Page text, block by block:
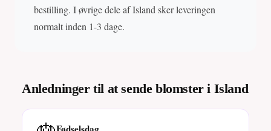
bestilling. I øvrige dele af Island sker leveringen
normalt inden 1-3 dage.
Anledninger til at sende blomster i Island